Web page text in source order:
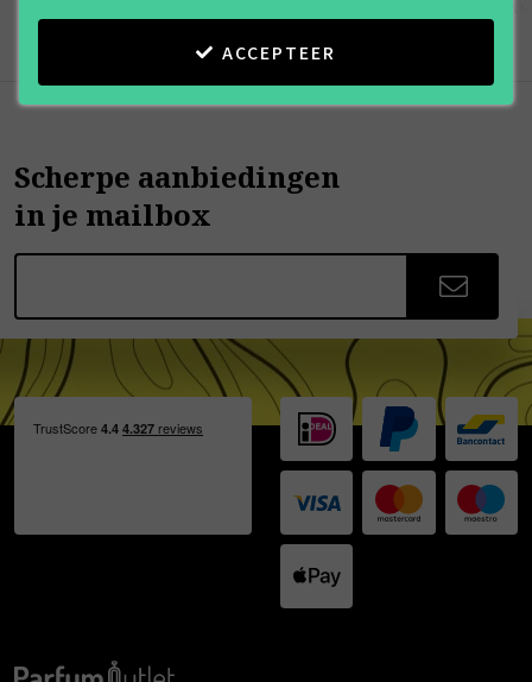
Scherpe aanbiedingen
in je mailbox
ACCEPTEER